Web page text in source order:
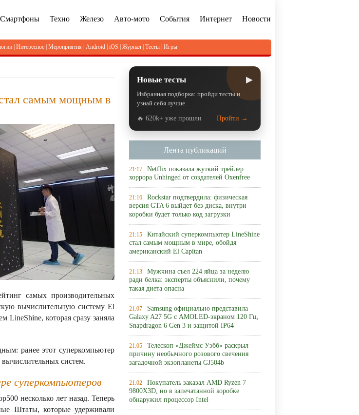
Смартфоны Техно Железо Авто-мото События Интернет Новости
Интересное Мероприятия Android iOS Журнал Тесты Игры
самым мощным в
самых производительных
вычислительную систему El
LineShine, которая сразу заняла
ранее этот суперкомпьютер
систем.
суперкомпьютеров
несколько лет назад. Теперь
Штаты, которые удерживали
Новые тесты ▶
Избранная подборка: пройди тесты и
узнай себя лучше.
🔥 620k+ уже прошли Пройти →
Лента публикаций
21:17 Netflix показала жуткий трейлер
хоррора Unhinged от создателей Oxenfree
21:16 Rockstar подтвердила: физическая
версия GTA 6 выйдет без диска, внутри
коробки будет только код загрузки
21:15 Китайский суперкомпьютер LineShine
стал самым мощным в мире, обойдя
американский El Capitan
21:13 Мужчина съел 224 яйца за неделю
ради белка: эксперты объяснили, почему
такая диета опасна
21:07 Samsung официально представила
Galaxy A27 5G с AMOLED-экраном 120 Гц,
Snapdragon 6 Gen 3 и защитой IP64
21:05 Телескоп «Джеймс Уэбб» раскрыл
причину необычного розового свечения
загадочной экзопланеты GJ504b
21:02 Покупатель заказал AMD Ryzen 7
9800X3D, но в запечатанной коробке
обнаружил процессор Intel